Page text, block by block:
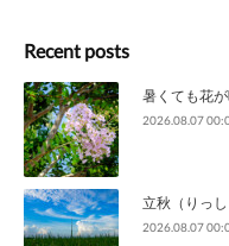
Recent posts
暑くても花
2026.08.07
立秋（りっ
2026.08.07